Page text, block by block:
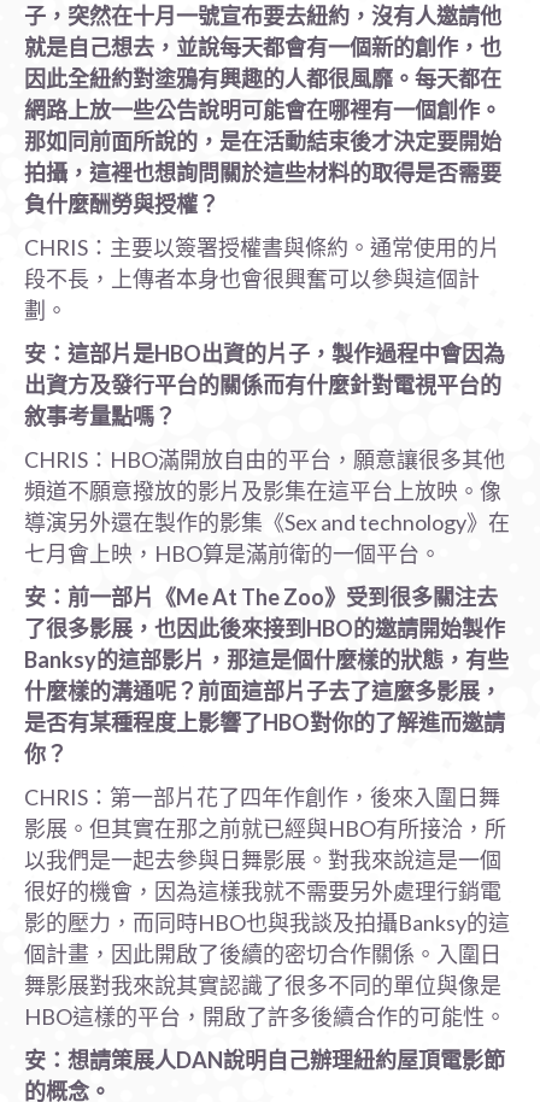
子，突然在十月一號宣布要去紐約，沒有人邀請他
就是自己想去，並說每天都會有一個新的創作，也
因此全紐約對塗鴉有興趣的人都很風靡。每天都在
網路上放一些公告說明可能會在哪裡有一個創作。
那如同前面所說的，是在活動結束後才決定要開始
拍攝，這裡也想詢問關於這些材料的取得是否需要
負什麼酬勞與授權？
CHRIS：主要以簽署授權書與條約。通常使用的片
段不長，上傳者本身也會很興奮可以參與這個計
劃。
安：這部片是HBO出資的片子，製作過程中會因為
出資方及發行平台的關係而有什麼針對電視平台的
敘事考量點嗎？
CHRIS：HBO滿開放自由的平台，願意讓很多其他
頻道不願意撥放的影片及影集在這平台上放映。像
導演另外還在製作的影集《Sex and technology》在
七月會上映，HBO算是滿前衛的一個平台。
安：前一部片《Me At The Zoo》受到很多關注去
了很多影展，也因此後來接到HBO的邀請開始製作
Banksy的這部影片，那這是個什麼樣的狀態，有些
什麼樣的溝通呢？前面這部片子去了這麼多影展，
是否有某種程度上影響了HBO對你的了解進而邀請
你？
CHRIS：第一部片花了四年作創作，後來入圍日舞
影展。但其實在那之前就已經與HBO有所接洽，所
以我們是一起去參與日舞影展。對我來說這是一個
很好的機會，因為這樣我就不需要另外處理行銷電
影的壓力，而同時HBO也與我談及拍攝Banksy的這
個計畫，因此開啟了後續的密切合作關係。入圍日
舞影展對我來說其實認識了很多不同的單位與像是
HBO這樣的平台，開啟了許多後續合作的可能性。
安：想請策展人DAN說明自己辦理紐約屋頂電影節
的概念。